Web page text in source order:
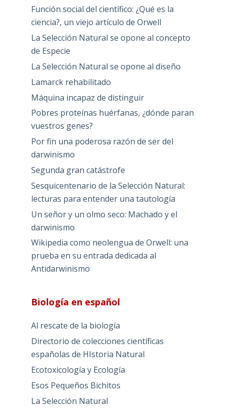
Función social del científico: ¿Qué es la
ciencia?, un viejo artículo de Orwell
La Selección Natural se opone al concepto
de Especie
La Selección Natural se opone al diseño
Lamarck rehabilitado
Máquina incapaz de distinguir
Pobres proteínas huérfanas, ¿dónde paran
vuestros genes?
Por fin una poderosa razón de ser del
darwinismo
Segunda gran catástrofe
Sesquicentenario de la Selección Natural:
lecturas para entender una tautología
Un señor y un olmo seco: Machado y el
darwinismo
Wikipedia como neolengua de Orwell: una
prueba en su entrada dedicada al
Antidarwinismo
Biología en español
Al rescate de la biología
Directorio de colecciones científicas
españolas de HIstoria Natural
Ecotoxicología y Ecología
Esos Pequeños Bichitos
La Selección Natural